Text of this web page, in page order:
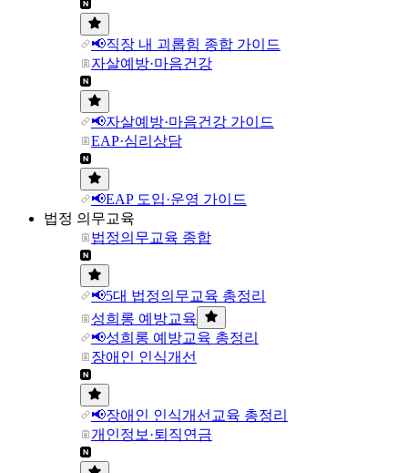
📢직장 내 괴롭힘 종합 가이드
자살예방·마음건강
📢자살예방·마음건강 가이드
EAP·심리상담
📢EAP 도입·운영 가이드
법정 의무교육
법정의무교육 종합
📢5대 법정의무교육 총정리
성희롱 예방교육
📢성희롱 예방교육 총정리
장애인 인식개선
📢장애인 인식개선교육 총정리
개인정보·퇴직연금